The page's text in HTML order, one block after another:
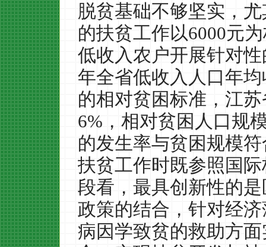
脱贫基础不够坚实，
的扶贫工作以6000元
低收入农户开展针对
年全省低收入人口年
的相对贫困标准，江苏
6%，相对贫困人口规
的发生率与贫困规模
扶贫工作时既参照国
段看，最具创新性的
政策的结合，针对经
病因学致贫的救助方